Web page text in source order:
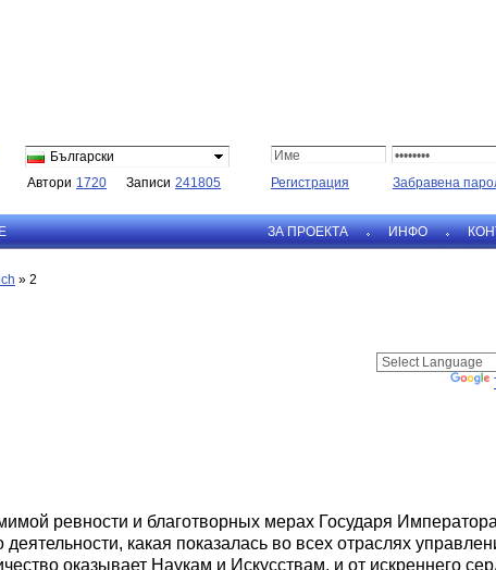
Български
Автори 1720 Записи 241805 Регистрация Забравена
ЗА ПРОЕКТА ИНФО
» 2
ревности и благотворных мерах Государя
какая показалась во всех отраслях
оказывает Наукам и Искусствам, и от искреннего